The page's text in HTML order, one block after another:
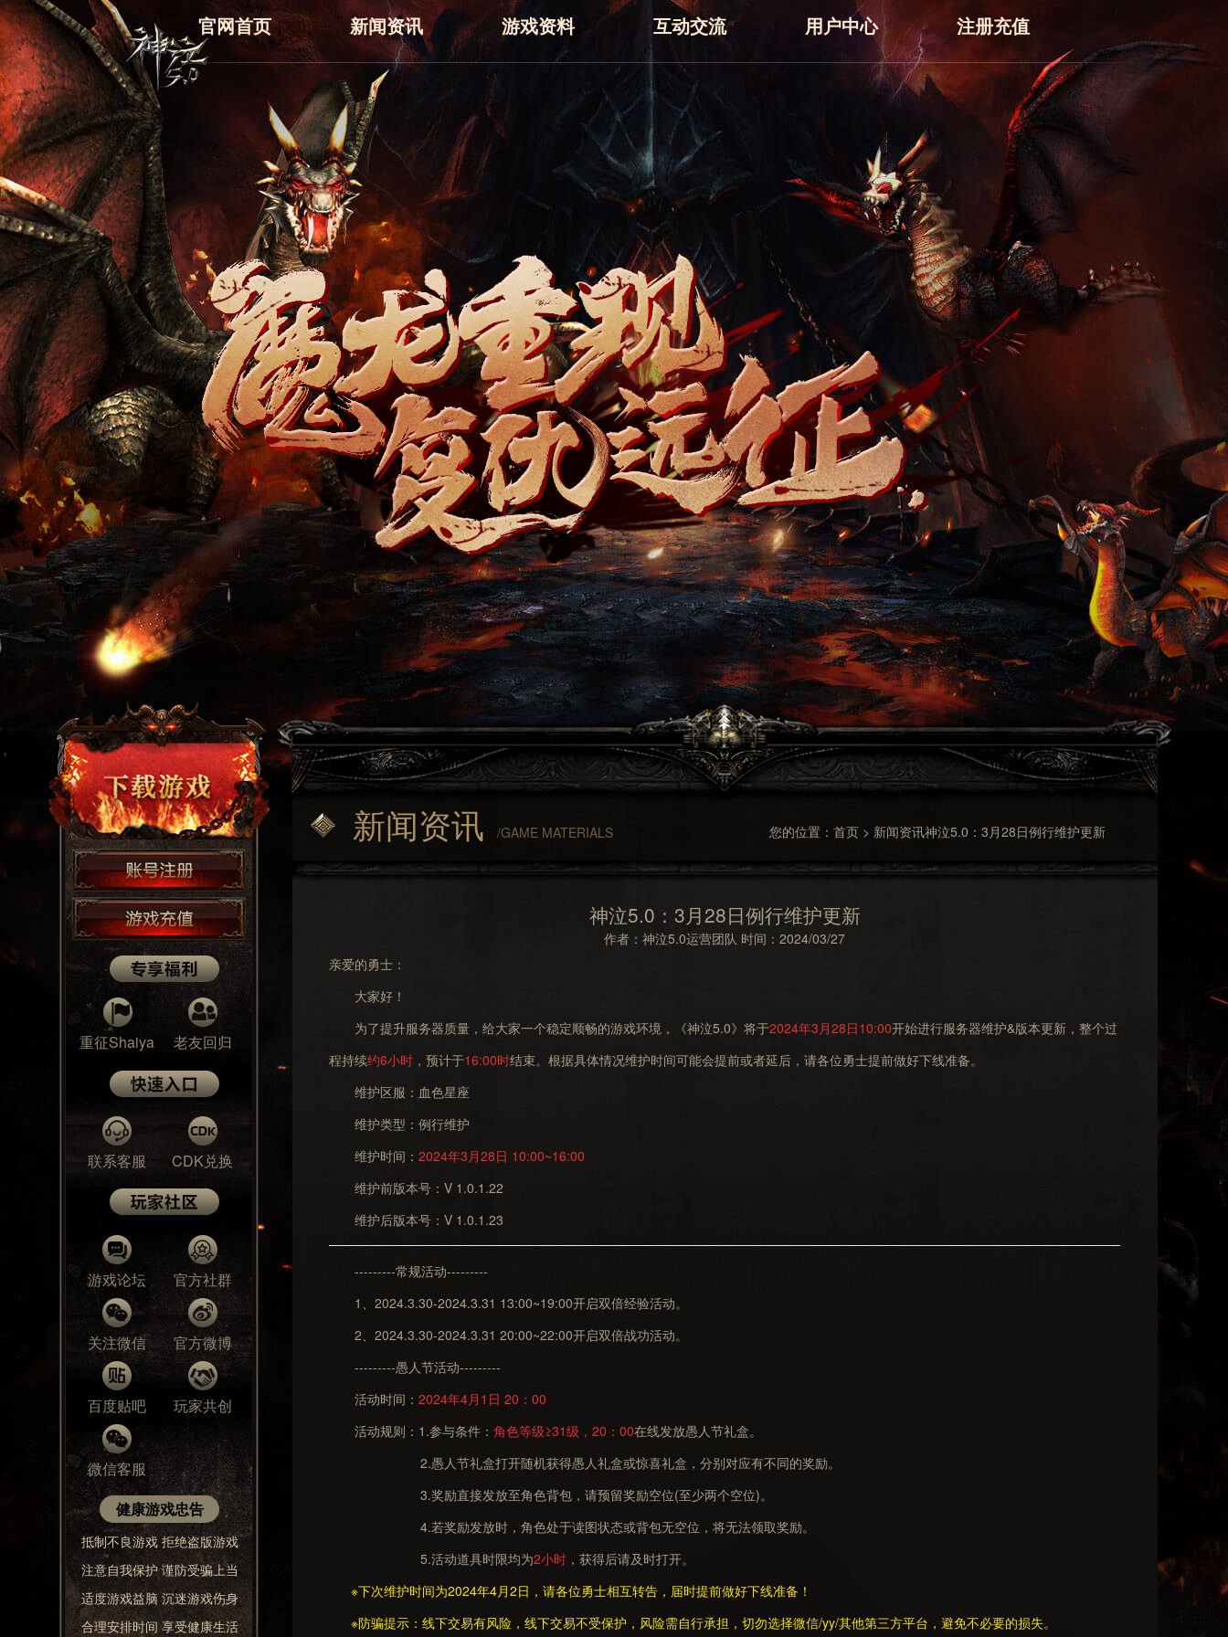
官网首页 新闻资讯 游戏资料 互动交流 用户中心 注册充值
最新
新闻
公告
官方论坛
官方Q群
安全验证
账号注册
密码找回
重征Shaiya 老友回归
联系客服 CDK兑换
游戏论坛 官方社群
关注微信 官方微博
百度贴吧 玩家共创
微信客服
健康游戏忠告
抵制不良游戏 拒绝盗版游戏
注意自我保护 谨防受骗上当
适度游戏益脑 沉迷游戏伤身
合理安排时间 享受健康生活
新闻资讯 /GAME MATERIALS 您的位置： 首页 > 新闻资讯神泣5.0：3月28日例行维护更新
神泣5.0：3月28日例行维护更新
作者：神泣5.0运营团队 时间：2024/03/27
亲爱的勇士：
大家好！
为了提升服务器质量，给大家一个稳定顺畅的游戏环境，《神泣5.0》将于2024年3月28日10:00开始进行服务器维护&版本更新，整个过
程持续约6小时 ，预计于16:00时结束。根据具体情况维护时间可能会提前或者延后，请各位勇士提前做好下线准备。
维护区服：血色星座
维护类型：例行维护
维护时间： 2024年3月28日 10:00~16:00
维护前版本号：V 1.0.1.22
维护后版本号：V 1.0.1.23
---------常规活动---------
1、2024.3.30-2024.3.31 13:00~19:00开启双倍经验活动。
2、2024.3.30-2024.3.31 20:00~22:00开启双倍战功活动。
---------愚人节活动---------
活动时间： 2024年4月1日 20：00
活动规则：1.参与条件： 角色等级≥31级， 20：00在线发放愚人节礼盒。
2.愚人节礼盒打开随机获得愚人礼盒或惊喜礼盒，分别对应有不同的奖励。
3.奖励直接发放至角色背包，请预留奖励空位(至少两个空位)。
4.若奖励发放时，角色处于读图状态或背包无空位，将无法领取奖励。
5.活动道具时限均为2小时 ，获得后请及时打开。
※下次维护时间为2024年4月2日，请各位勇士相互转告，届时提前做好下线准备！
※防骗提示：线下交易有风险，线下交易不受保护，风险需自行承担，切勿选择微信/yy/其他第三方平台，避免不必要的损失。